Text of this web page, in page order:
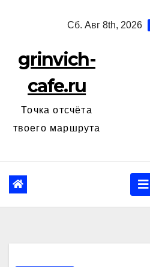
Сб. Авг 8th, 2026
grinvich-
cafe.ru
Точка отсчёта
твоего маршрута